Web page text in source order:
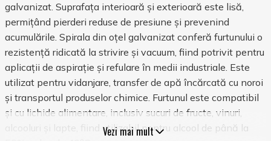
galvanizat. Suprafața interioară și exterioară este lisă,
permițând pierderi reduse de presiune și prevenind
acumulările. Spirala din oțel galvanizat conferă furtunului o
rezistență ridicată la strivire și vacuum, fiind potrivit pentru
aplicații de aspirație și refulare în medii industriale. Este
utilizat pentru vidanjare, transfer de apă încărcată cu noroi
și transportul produselor chimice. Furtunul este compatibil
și cu lichide alimentare, inclusiv sucuri de fructe, vinuri,
alcooluri și lapte, fiind utilizabil pentru alcool de până la
Vezi mai mult